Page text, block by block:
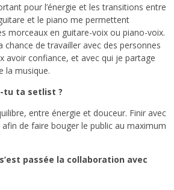
pour l’énergie et les transitions entre
et le piano me permettent
morceaux en guitare-voix ou piano-voix.
chance de travailler avec des personnes
avoir confiance, et avec qui je partage
la musique.
tu ta setlist ?
entre énergie et douceur. Finir avec
de faire bouger le public au maximum
passée la collaboration avec